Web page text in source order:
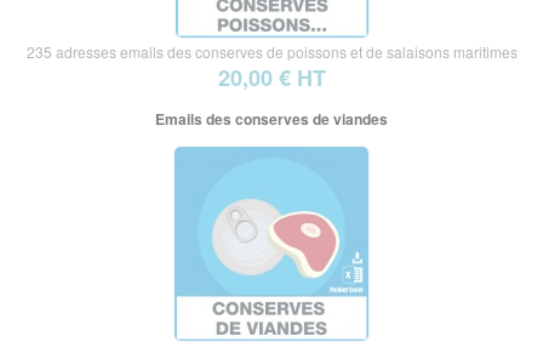
235 adresses emails des conserves de poissons et de salaisons maritimes
20,00 € HT
Emails des conserves de viandes